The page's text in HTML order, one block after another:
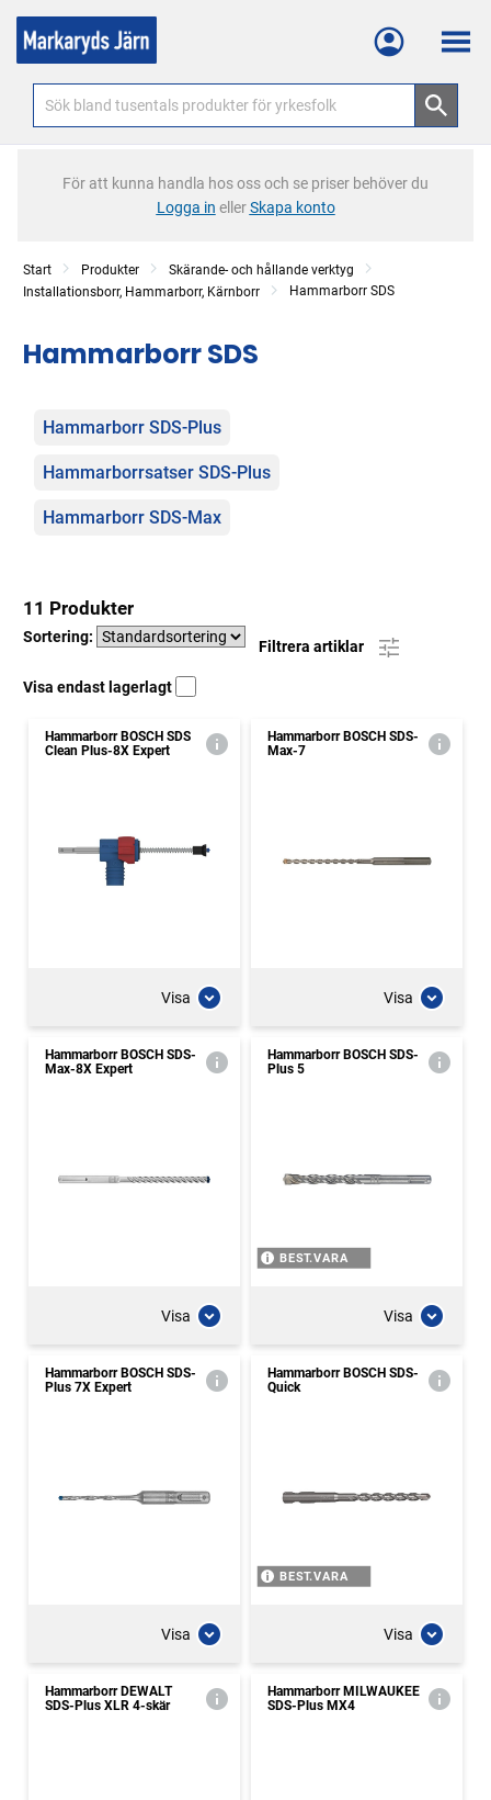
Meny
För att kunna handla hos oss och se priser behöver du
Logga in ellerSkapa konto
Start Produkter
Skärande- och hållande verktyg
Installationsborr, Hammarborr, Kärnborr
Hammarborr SDS
Hammarborr SDS
Kategorier
Hammarborr SDS-Plus
Hammarborrsatser SDS-Plus
Hammarborr SDS-Max
11 Produkter
Sortering:
Filtrera artiklar
Visa endast lagerlagt
Hammarborr BOSCH SDS
Clean Plus-8X Expert
Visa
Hammarborr BOSCH SDS-
Max-7
Visa
Hammarborr BOSCH SDS-
Max-8X Expert
Visa
Hammarborr BOSCH SDS-
Plus 5
BEST.VARA
Visa
Hammarborr BOSCH SDS-
Plus 7X Expert
Visa
Hammarborr BOSCH SDS-
Quick
BEST.VARA
Visa
Hammarborr DEWALT
SDS-Plus XLR 4-skär
Hammarborr MILWAUKEE
SDS-Plus MX4